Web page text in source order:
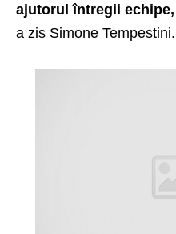
ajutorul întregii
a zis Simone Tempestini.